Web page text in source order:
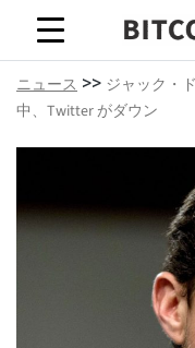
ビ
ニュース >> ジャック・
中、Twitter がダウン